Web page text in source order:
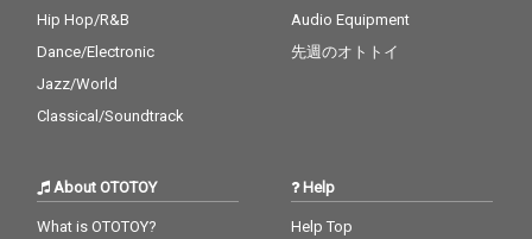
Hip Hop/R&B
Dance/Electronic
Jazz/World
Classical/Soundtrack
Audio Equipment
先週のオトトイ
About OTOTOY
What is OTOTOY?
Help
Help Top